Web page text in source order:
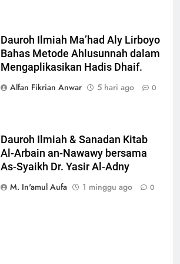
Dauroh Ilmiah Ma’had Aly Lirboyo
Bahas Metode Ahlusunnah dalam
Mengaplikasikan Hadis Dhaif.
Alfan Fikrian Anwar
5 hari ago 0
Dauroh Ilmiah & Sanadan Kitab
Al-Arbain an-Nawawy bersama
As-Syaikh Dr. Yasir Al-Adny
M. In'amul Aufa
1 minggu ago 0